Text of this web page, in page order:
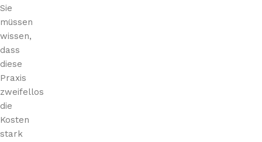
Sie
müssen
wissen,
dass
diese
Praxis
zweifellos
die
Kosten
stark